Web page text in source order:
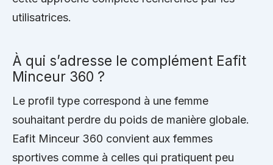
utilisatrices.
À qui s’adresse le complément Eafit
Minceur 360 ?
Le profil type correspond à une femme
souhaitant perdre du poids de manière globale.
Eafit Minceur 360 convient aux femmes
sportives comme à celles qui pratiquent peu